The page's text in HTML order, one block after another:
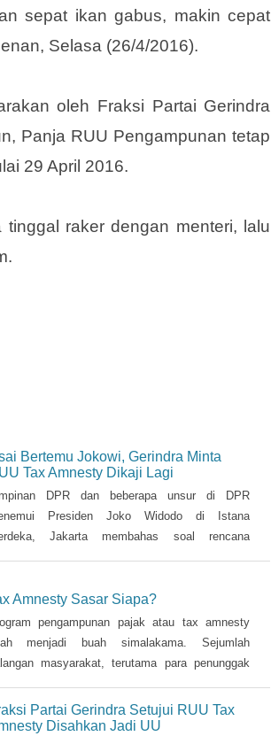
sepat ikan gabus, makin cepat
Selasa (26/4/2016).
oleh Fraksi Partai Gerindra
Panja RUU Pengampunan tetap
29 April 2016.
raker dengan menteri, lalu
Bertemu Jokowi, Gerindra Minta
Tax Amnesty Dikaji Lagi
DPR dan beberapa unsur di DPR
Presiden Joko Widodo di Istana
Jakarta membahas soal rencana
ini meminta agar rencana kebijakan
pajak tersebut dikaji lebih mendalam
diterapkan.
Amnesty Sasar Siapa?
pengampunan pajak atau tax amnesty
menjadi buah simalakama. Sejumlah
masyarakat, terutama para penunggak
dinilai cukup besar bila dihitung dari jumlah
yang tidak dilaporkan selama ini.
Partai Gerindra Setujui RUU Tax
Disahkan Jadi UU